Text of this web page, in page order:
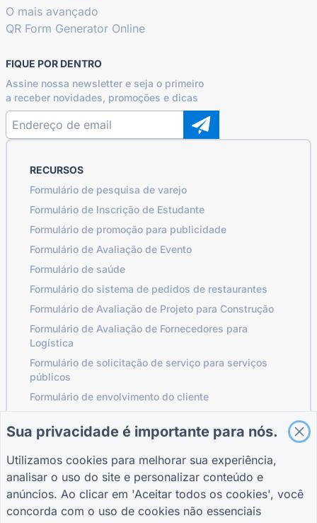
O mais avançado
QR Form Generator Online
FIQUE POR DENTRO
Assine nossa newsletter e seja o primeiro
a receber novidades, promoções e dicas
RECURSOS
Formulário de pesquisa de varejo
Formulário de Inscrição de Estudante
Formulário de promoção para publicidade
Formulário de Avaliação de Evento
Formulário de saúde
Formulário do sistema de pedidos de restaurantes
Formulário de Avaliação de Projeto para Construção
Formulário de Avaliação de Fornecedores para
Logística
Formulário de solicitação de serviço para serviços
públicos
Formulário de envolvimento do cliente
GUIAS
Central de Ajuda
Blogue
TIGER FORM Guia
EMPRESA
Sobre nós
Contate-nos
TERMOS
Termos
política de
Privacidade
Configurações de
Sua privacidade é importante para nós.
Utilizamos cookies para melhorar sua experiência,
analisar o uso do site e personalizar conteúdo e
anúncios. Ao clicar em 'Aceitar todos os cookies', você
concorda com o uso de cookies não essenciais